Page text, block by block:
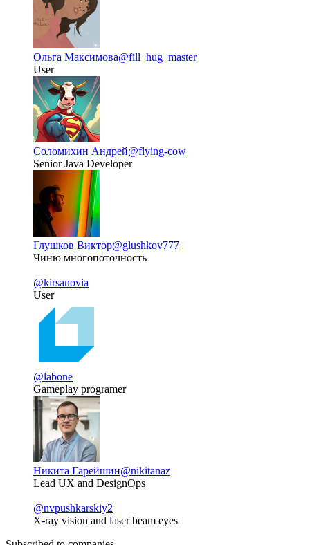
Ольга Максимова@fill_hug_master
User
Соломихин Андрей@flying-cow
Senior Java Developer
Глушков Виктор@glushkov777
Чиню многопоточность
@kirsanovia
User
@labone
Gameplay programer
Никита Гарейшин@nikitanaz
Lead UX and DesignOps
@nvpushkarskiy2
X-ray vision and laser beam eyes